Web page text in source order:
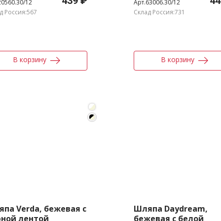
12
Россия:567
В корзину
Арт.63006.30/12
Склад Россия:731
В корзину
Verda, бежевая с
лентой
Шляпа Daydream,
бежевая с белой